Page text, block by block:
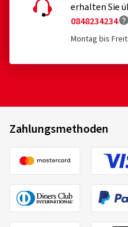
erhalten Sie
0848234234
Montag bis
Zahlungsmethoden